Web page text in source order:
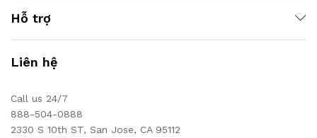
Hỗ trợ
Liên hệ
Call us 24/7
888-504-0888
2330 S 10th ST, San Jose, CA 95112